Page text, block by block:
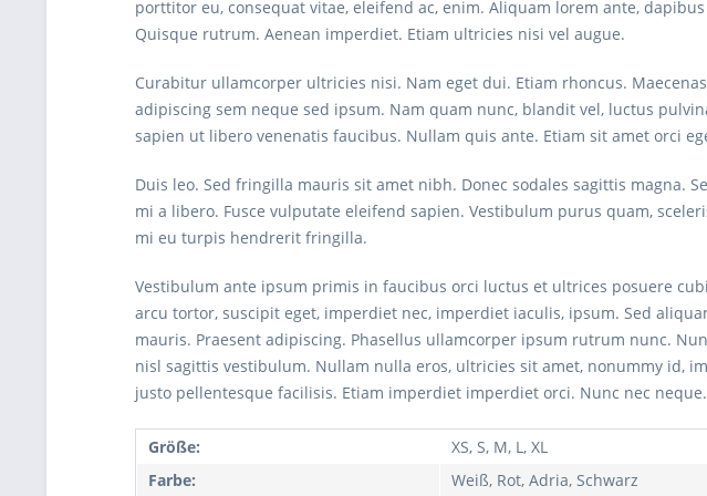
porttitor eu, consequat vitae, eleifend ac, enim. Aliquam lorem ante,
Quisque rutrum. Aenean imperdiet. Etiam ultricies nisi vel augue.
Curabitur ullamcorper ultricies nisi. Nam eget dui. Etiam rhoncus.
adipiscing sem neque sed ipsum. Nam quam nunc, blandit vel, luctus
sapien ut libero venenatis faucibus. Nullam quis ante. Etiam sit amet orci
Duis leo. Sed fringilla mauris sit amet nibh. Donec sodales sagittis magna.
mi a libero. Fusce vulputate eleifend sapien. Vestibulum purus quam,
mi eu turpis hendrerit fringilla.
Vestibulum ante ipsum primis in faucibus orci luctus et ultrices posuere
arcu tortor, suscipit eget, imperdiet nec, imperdiet iaculis, ipsum. Sed
mauris. Praesent adipiscing. Phasellus ullamcorper ipsum rutrum nunc.
nisl sagittis vestibulum. Nullam nulla eros, ultricies sit amet, nonummy id,
justo pellentesque facilisis. Etiam imperdiet imperdiet orci. Nunc nec
Größe:
XS, S, M, L, XL
Farbe:
Weiß, Rot, Adria, Schwarz